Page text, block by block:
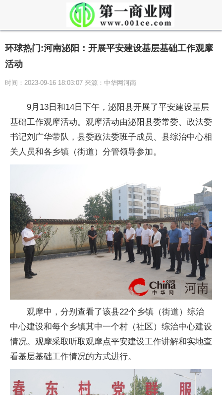
环球热门:河南泌阳：开展平安建设基层基础工作观摩
活动
时间：2023-09-16 18:03:07 来源：中华网河南
9月13日和14日下午，泌阳县开展了平安建设基层
基础工作观摩活动。观摩活动由泌阳县委常委、政法委
书记刘广华带队，县委政法委班子成员、县综治中心相
关人员和各乡镇（街道）分管领导参加。
观摩中，分别查看了该县22个乡镇（街道）综治
中心建设和每个乡镇其中一个村（社区）综治中心建设
情况。观摩采取听取观摩点平安建设工作讲解和实地查
看基层基础工作情况的方式进行。